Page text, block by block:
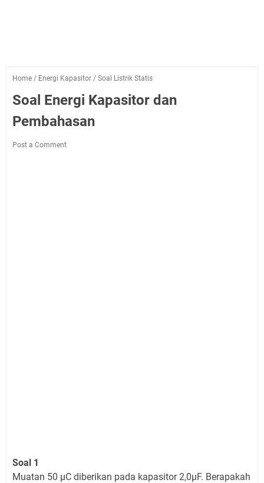
Home / Energi Kapasitor / Soal Listrik Statis
Soal Energi Kapasitor dan
Pembahasan
Post a Comment
Soal 1
Muatan 50 μC diberikan pada kapasitor 2,0μF. Berapakah